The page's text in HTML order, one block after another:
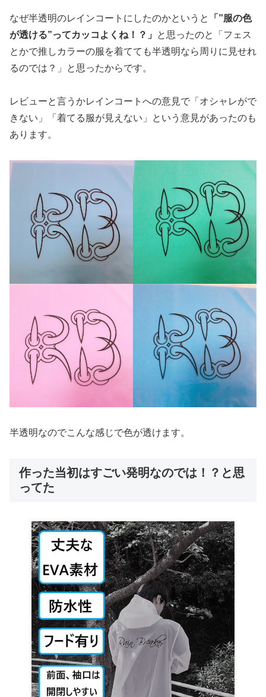
なぜ半透明のレインコートにしたのかというと
「”服の色
が透ける”ってカッコよくね！？」
と思ったのと「フェス
とかで推しカラーの服を着てても半透明なら周りに見せれ
るのでは？」と思ったからです。
レビューと言うかレインコートへの意見で「オシャレがで
きない」「着てる服が見えない」という意見があったのも
あります。
半透明なのでこんな感じで色が透けます。
作った当初はすごい発明なのでは！？と思
ってた